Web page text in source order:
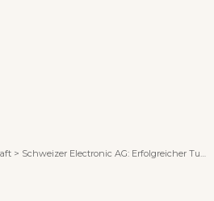
> Schweizer Electronic AG: Erfolgreicher Turnaround